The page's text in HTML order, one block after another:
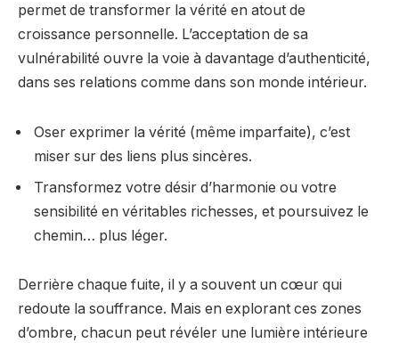
permet de transformer la vérité en atout de
croissance personnelle. L’acceptation de sa
vulnérabilité ouvre la voie à davantage d’authenticité,
dans ses relations comme dans son monde intérieur.
Oser exprimer la vérité (même imparfaite), c’est
miser sur des liens plus sincères.
Transformez votre désir d’harmonie ou votre
sensibilité en véritables richesses, et poursuivez le
chemin… plus léger.
Derrière chaque fuite, il y a souvent un cœur qui
redoute la souffrance. Mais en explorant ces zones
d’ombre, chacun peut révéler une lumière intérieure